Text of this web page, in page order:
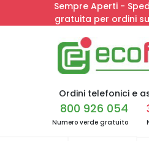
Sempre Aperti -
gratuita per ordini
Ordini telefonici e
800 926 054
Numero verde gratuito